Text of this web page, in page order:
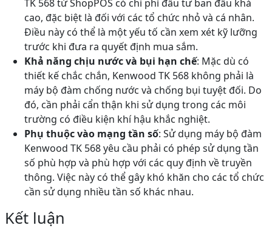
TK 568 từ ShopPOS có chi phí đầu tư ban đầu khá
cao, đặc biệt là đối với các tổ chức nhỏ và cá nhân.
Điều này có thể là một yếu tố cần xem xét kỹ lưỡng
trước khi đưa ra quyết định mua sắm.
Khả năng chịu nước và bụi hạn chế: Mặc dù có
thiết kế chắc chắn, Kenwood TK 568 không phải là
máy bộ đàm chống nước và chống bụi tuyệt đối. Do
đó, cần phải cẩn thận khi sử dụng trong các môi
trường có điều kiện khí hậu khắc nghiệt.
Phụ thuộc vào mạng tần số: Sử dụng máy bộ đàm
Kenwood TK 568 yêu cầu phải có phép sử dụng tần
số phù hợp và phù hợp với các quy định về truyền
thông. Việc này có thể gây khó khăn cho các tổ chức
cần sử dụng nhiều tần số khác nhau.
Kết luận